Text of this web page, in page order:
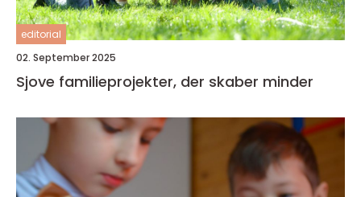
editorial
02. September 2025
Sjove familieprojekter, der skaber minder